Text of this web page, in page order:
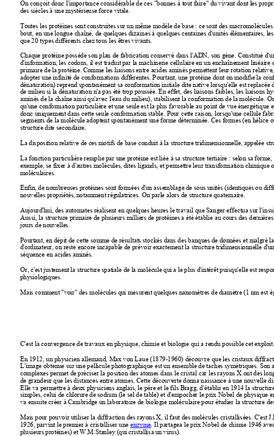
On conçoit donc l'importance considérable de ces "bonnes à tout faire" du vivant dont les
des siècles à une mystérieuse force vitale.
Toutes les protéines sont construites sur un même modèle de base : ce sont des
bout, en une longue chaîne, de quelques dizaines à quelques centaines d'unités élémentaires,
que 20 types différents chez tous les êtres vivants.
Chaque protéine possède son plan de fabrication conservé dans l'ADN, son gène. Constitué
d'information, les codons, il est traduit par la machinerie cellulaire en un enchaînement linéaire
primaire de la protéine. Comme les liaisons entre acides aminés permettent leur rotation
adopter une infinité de conformations différentes. Pourtant, une protéine dont on modifie la
dénaturation) reprend spontanément sa conformation initiale dite native lorsqu'elle est replacée
de milieu si la dénaturation n'a pas été trop poussée. En effet, des liaisons faibles, les liaisons
aminés de la chaîne ainsi qu'avec l'eau du milieu), stabilisent la conformation de la molécule.
qu'une conformation particulière et une seule est la plus favorable au point de vue énergétique
donc uniquement dans cette seule conformation stable. Pour cette raison, lorsqu'une cellule
segments de la molécule adoptent spontanément une forme déterminée. Ces formes (en hélice
structure dite secondaire.
La disposition relative de ces motifs de base conduit à la structure tridimensionnelle, appelée
La fonction particulière remplie par une protéine est liée à sa structure tertiaire : selon sa
exemple, se fixer à d'autres molécules, dites ligands, et permettre leur transformation chimique
moléculaires.
Enfin, de nombreuses protéines sont formées d'un assemblage de sous unités (identiques ou
nouvelles propriétés, notamment régulatrices. On parle alors de structure quaternaire.
Aujourd'hui, des automates réalisent en quelques heures le travail que Sanger effectua sur
Aussi,
la structure primaire de plusieurs milliers de protéines a été établie au cours des
jours de nouvelles.
Pourtant, en dépit de cette somme de résultats stockés dans des banques de données et malgré
d'ordinateur, on reste encore incapable de prévoir exactement la structure tridimensionnelle
séquence en acides aminés.
Or, c'est justement la structure spatiale de la molécule qui a le plus d'intérêt puisqu'elle est
physiologiques.
Mais comment "voir" des molécules qui mesurent quelques nanomètres de diamètre (1 nm est
C'est la convergence de travaux en physique, chimie et biologie qui a rendu possible cet exploit.
En 1912, un physicien allemand, Max von Laue (1879-1960) découvre que les cristaux
L'image obtenue sur une pellicule photographique est un ensemble de taches symétriques. Son
complexes permet de préciser la position des atomes dans le cristal car les rayons X ont des
de grandeur que les distances entre atomes. Cette découverte donna naissance à une nouvelle
Elle va permettre à deux physiciens anglais, le père et le fils Bragg, d'établir en 1914 la
simples, celui de chlorure de sodium (le sel de table) et d'empocher le prix Nobel de physique
va ensuite créer à Cambridge un laboratoire de biologie moléculaire pour étudier la structure
Mais pour pouvoir utiliser la diffraction des rayons X, il faut des molécules cristallisées. C'est
1926, parvint le premier à cristalliser une
.
Il partagea le prix Nobel de chimie 1946
plusieurs protéines) et W.M.Stanley (qui cristallisa un virus).
enzyme